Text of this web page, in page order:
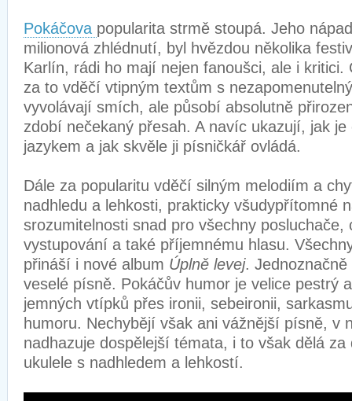
Pokáčova popularita strmě stoupá. Jeho
milionová zhlédnutí, byl hvězdou několika
Karlín, rádi ho mají nejen fanoušci, ale i kritici.
za to vděčí vtipným textům s
vyvolávají smích, ale působí absolutně
zdobí nečekaný přesah. A navíc ukazují, jak
jazykem a jak skvěle ji písničkář ovládá.
Dále za popularitu vděčí silným melodiím a
nadhledu a lehkosti, prakticky všudypřítomné
srozumitelnosti snad pro všechny posluchače,
vystupování a také příjemnému hlasu.
přináší i nové album Úplně levej.
veselé písně. Pokáčův humor je velice pestrý
jemných vtípků přes ironii, sebeironii,
humoru. Nechybějí však ani vážnější písně, v
nadhazuje dospělejší témata, i to však dělá
ukulele s nadhledem a lehkostí.